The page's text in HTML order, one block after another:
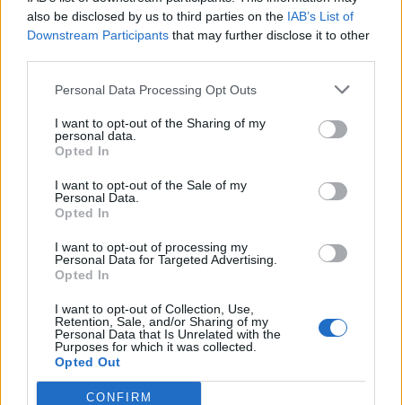
also be disclosed by us to third parties on the IAB’s List of
Downstream Participants that may further disclose it to other
Personal Data Processing Opt Outs
I want to opt-out of the Sharing of my
personal data.
Opted In
I want to opt-out of the Sale of my
Personal Data.
Opted In
I want to opt-out of processing my
Personal Data for Targeted Advertising.
Opted In
I want to opt-out of Collection, Use,
Retention, Sale, and/or Sharing of my
Personal Data that Is Unrelated with the
Purposes for which it was collected.
Opted Out
CONFIRM
Staran luetuimmat